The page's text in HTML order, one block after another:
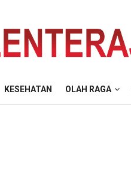
KESEHATAN OLAH RAGA